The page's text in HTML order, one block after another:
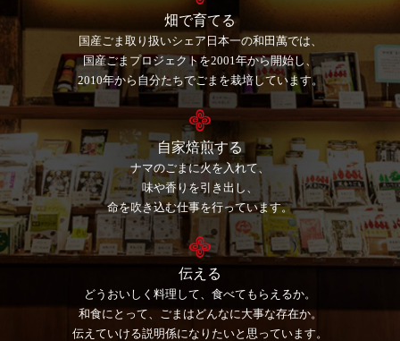
畑で育てる
国産ごま取り扱いシェア日本一の和田萬では、
国産ごまプロジェクトを2001年から開始し、
2010年から自分たちでごまを栽培しています。
自家焙煎する
ナマのごまに火を入れて、
味や香りを引き出し、
命を吹き込む仕事を行っています。
伝える
どうおいしく料理して、食べてもらえるか。
和食にとって、ごまはどんなに大事な存在か。
伝えていける説明係になりたいと思っています。